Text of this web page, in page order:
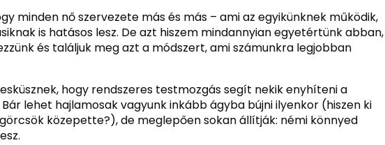
minden nő szervezete más és más – ami az egyikünknek működik,
is hatásos lesz. De azt hiszem mindannyian egyetértünk abban,
és találjuk meg azt a módszert, ami számunkra legjobban
hogy rendszeres testmozgás segít nekik enyhíteni a
lehet hajlamosak vagyunk inkább ágyba bújni ilyenkor (hiszen ki
közepette?), de meglepően sokan állítják: némi könnyed